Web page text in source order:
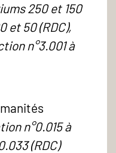
250 et 150
et 50 (RDC),
n°3.001 à
n°0.015 à
(RDC)